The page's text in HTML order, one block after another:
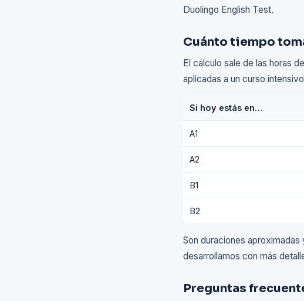
Duolingo English Test.
Cuánto tiempo
El cálculo sale de las horas
aplicadas a un curso
Si hoy estás en…
A1
A2
B1
B2
Son duraciones aproximadas
desarrollamos con más
Preguntas